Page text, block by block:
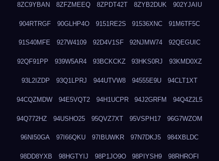
8ZC9YBAN 8ZFZMEEQ 8ZPDT42T 8ZYB2DUK 902YJAIU
904RTRGF 90GLHP4O 9151RE2S 91536XNC 91M6TF5C
91S40MFE 927W4109 92D4V1SF 92NJMW74 92QEGUIC
92QF91PP 939W5AR4 93BCKCKZ 93HKS0RJ 93KMD0XZ
93L2IZDP 93Q1LPRJ 944UTVW8 94555E9U 94CLT1XT
94CQZMDW 94E5VQT2 94H1UCPR 94J2GRFM 94Q4Z2L5
94Q772HZ 94USHO25 95QVZ7XT 95VSPH17 96G7WZOM
96NI50GA 97I66QKU 97IBUWKR 97N7DKJ5 984XBLDC
98DD8YXB 98HGTYIJ 98P1JO9O 98PIYSH9 98RHROFI